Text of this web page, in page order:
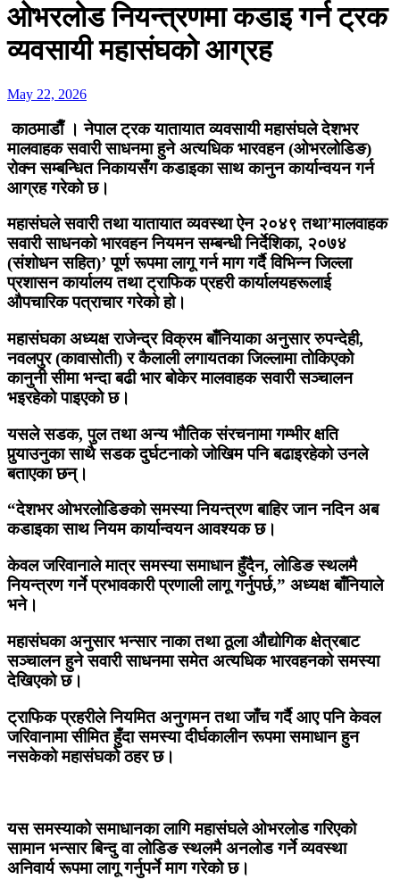
ओभरलोड नियन्त्रणमा कडाइ गर्न ट्रक
व्यवसायी महासंघको आग्रह
May 22, 2026
काठमाडाैँ । नेपाल ट्रक यातायात व्यवसायी महासंघले देशभर
मालवाहक सवारी साधनमा हुने अत्यधिक भारवहन (ओभरलोडिङ)
रोक्न सम्बन्धित निकायसँग कडाइका साथ कानुन कार्यान्वयन गर्न
आग्रह गरेको छ।
महासंघले सवारी तथा यातायात व्यवस्था ऐन २०४९ तथा’मालवाहक
सवारी साधनको भारवहन नियमन सम्बन्धी निर्देशिका, २०७४
(संशोधन सहित)’ पूर्ण रूपमा लागू गर्न माग गर्दै विभिन्न जिल्ला
प्रशासन कार्यालय तथा ट्राफिक प्रहरी कार्यालयहरूलाई
औपचारिक पत्राचार गरेको हो।
महासंघका अध्यक्ष राजेन्द्र विक्रम बाँनियाका अनुसार रुपन्देही,
नवलपुर (कावासोती) र कैलाली लगायतका जिल्लामा तोकिएको
कानुनी सीमा भन्दा बढी भार बोकेर मालवाहक सवारी सञ्चालन
भइरहेको पाइएको छ।
यसले सडक, पुल तथा अन्य भौतिक संरचनामा गम्भीर क्षति
पुर्‍याउनुका साथै सडक दुर्घटनाको जोखिम पनि बढाइरहेको उनले
बताएका छन्।
“देशभर ओभरलोडिङको समस्या नियन्त्रण बाहिर जान नदिन अब
कडाइका साथ नियम कार्यान्वयन आवश्यक छ।
केवल जरिवानाले मात्र समस्या समाधान हुँदैन, लोडिङ स्थलमै
नियन्त्रण गर्ने प्रभावकारी प्रणाली लागू गर्नुपर्छ,” अध्यक्ष बाँनियाले
भने।
महासंघका अनुसार भन्सार नाका तथा ठूला औद्योगिक क्षेत्रबाट
सञ्चालन हुने सवारी साधनमा समेत अत्यधिक भारवहनको समस्या
देखिएको छ।
ट्राफिक प्रहरीले नियमित अनुगमन तथा जाँच गर्दै आए पनि केवल
जरिवानामा सीमित हुँदा समस्या दीर्घकालीन रूपमा समाधान हुन
नसकेको महासंघको ठहर छ।
यस समस्याको समाधानका लागि महासंघले ओभरलोड गरिएको
सामान भन्सार बिन्दु वा लोडिङ स्थलमै अनलोड गर्ने व्यवस्था
अनिवार्य रूपमा लागू गर्नुपर्ने माग गरेको छ।